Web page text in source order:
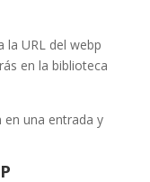
la URL del webp
en la biblioteca
en una entrada y